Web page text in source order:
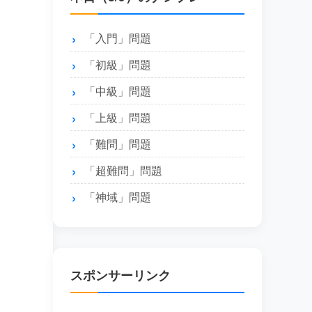
「入門」問題
「初級」問題
「中級」問題
「上級」問題
「難問」問題
「超難問」問題
「神域」問題
スポンサーリンク